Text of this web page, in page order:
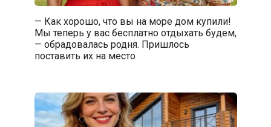
— Как хорошо, что вы на море дом купили!
Мы теперь у вас бесплатно отдыхать будем,
— обрадовалась родня. Пришлось
поставить их на место